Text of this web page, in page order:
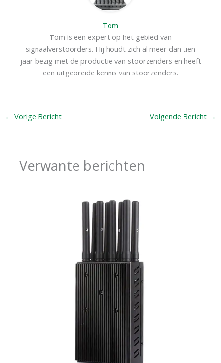
Tom
Tom is een expert op het gebied van
signaalverstoorders. Hij houdt zich al meer dan tien
jaar bezig met de productie van stoorzenders en heeft
een uitgebreide kennis van stoorzenders.
← Vorige Bericht Volgende Bericht →
Verwante berichten